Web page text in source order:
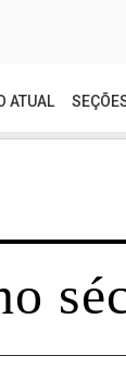
ATUAL